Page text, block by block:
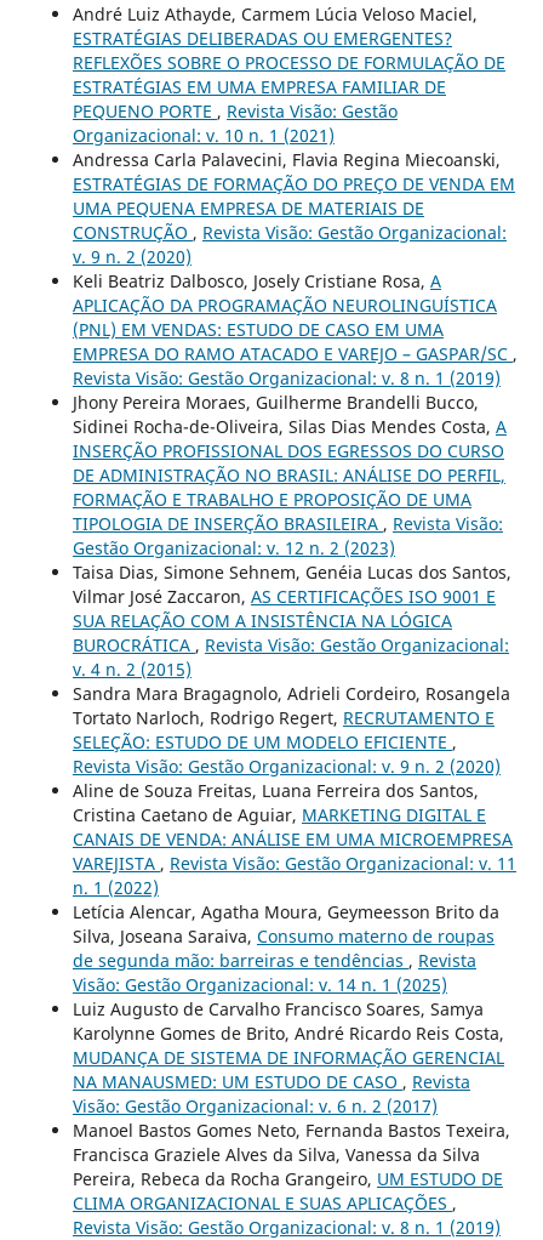
André Luiz Athayde, Carmem Lúcia Veloso Maciel,
ESTRATÉGIAS DELIBERADAS OU EMERGENTES?
REFLEXÕES SOBRE O PROCESSO DE FORMULAÇÃO DE
ESTRATÉGIAS EM UMA EMPRESA FAMILIAR DE
PEQUENO PORTE , Revista Visão: Gestão
Organizacional: v. 10 n. 1 (2021)
Andressa Carla Palavecini, Flavia Regina Miecoanski,
ESTRATÉGIAS DE FORMAÇÃO DO PREÇO DE VENDA EM
UMA PEQUENA EMPRESA DE MATERIAIS DE
CONSTRUÇÃO , Revista Visão: Gestão Organizacional:
v. 9 n. 2 (2020)
Keli Beatriz Dalbosco, Josely Cristiane Rosa, A
APLICAÇÃO DA PROGRAMAÇÃO NEUROLINGUÍSTICA
(PNL) EM VENDAS: ESTUDO DE CASO EM UMA
EMPRESA DO RAMO ATACADO E VAREJO – GASPAR/SC ,
Revista Visão: Gestão Organizacional: v. 8 n. 1 (2019)
Jhony Pereira Moraes, Guilherme Brandelli Bucco,
Sidinei Rocha-de-Oliveira, Silas Dias Mendes Costa, A
INSERÇÃO PROFISSIONAL DOS EGRESSOS DO CURSO
DE ADMINISTRAÇÃO NO BRASIL: ANÁLISE DO PERFIL,
FORMAÇÃO E TRABALHO E PROPOSIÇÃO DE UMA
TIPOLOGIA DE INSERÇÃO BRASILEIRA , Revista Visão:
Gestão Organizacional: v. 12 n. 2 (2023)
Taisa Dias, Simone Sehnem, Genéia Lucas dos Santos,
Vilmar José Zaccaron, AS CERTIFICAÇÕES ISO 9001 E
SUA RELAÇÃO COM A INSISTÊNCIA NA LÓGICA
BUROCRÁTICA , Revista Visão: Gestão Organizacional:
v. 4 n. 2 (2015)
Sandra Mara Bragagnolo, Adrieli Cordeiro, Rosangela
Tortato Narloch, Rodrigo Regert, RECRUTAMENTO E
SELEÇÃO: ESTUDO DE UM MODELO EFICIENTE ,
Revista Visão: Gestão Organizacional: v. 9 n. 2 (2020)
Aline de Souza Freitas, Luana Ferreira dos Santos,
Cristina Caetano de Aguiar, MARKETING DIGITAL E
CANAIS DE VENDA: ANÁLISE EM UMA MICROEMPRESA
VAREJISTA , Revista Visão: Gestão Organizacional: v. 11
n. 1 (2022)
Letícia Alencar, Agatha Moura, Geymeesson Brito da
Silva, Joseana Saraiva, Consumo materno de roupas
de segunda mão: barreiras e tendências , Revista
Visão: Gestão Organizacional: v. 14 n. 1 (2025)
Luiz Augusto de Carvalho Francisco Soares, Samya
Karolynne Gomes de Brito, André Ricardo Reis Costa,
MUDANÇA DE SISTEMA DE INFORMAÇÃO GERENCIAL
NA MANAUSMED: UM ESTUDO DE CASO , Revista
Visão: Gestão Organizacional: v. 6 n. 2 (2017)
Manoel Bastos Gomes Neto, Fernanda Bastos Texeira,
Francisca Graziele Alves da Silva, Vanessa da Silva
Pereira, Rebeca da Rocha Grangeiro, UM ESTUDO DE
CLIMA ORGANIZACIONAL E SUAS APLICAÇÕES ,
Revista Visão: Gestão Organizacional: v. 8 n. 1 (2019)